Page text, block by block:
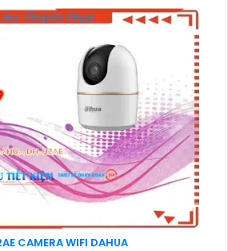
CAMERA WIFI DAHUA